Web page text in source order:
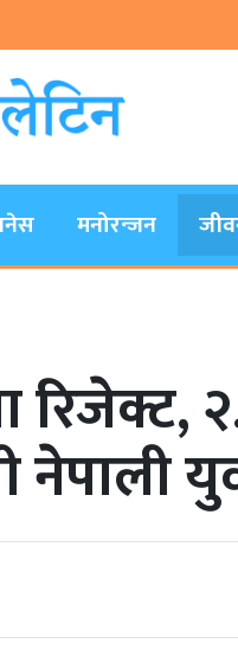
मनोरन्जन
नेपाली